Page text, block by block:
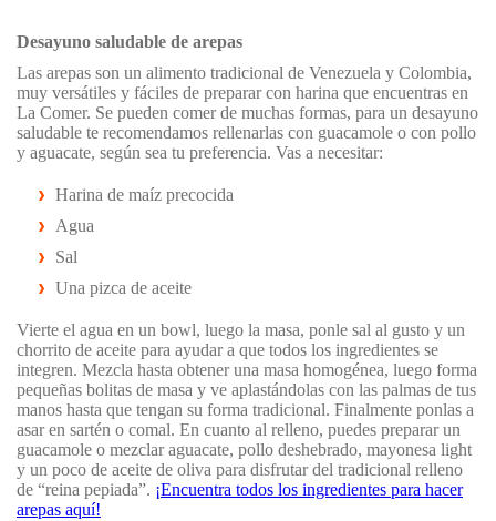
Desayuno saludable de arepas
Las arepas son un alimento tradicional de Venezuela y Colombia,
muy versátiles y fáciles de preparar con harina que encuentras en
La Comer. Se pueden comer de muchas formas, para un desayuno
saludable te recomendamos rellenarlas con guacamole o con pollo
y aguacate, según sea tu preferencia. Vas a necesitar:
Harina de maíz precocida
Agua
Sal
Una pizca de aceite
Vierte el agua en un bowl, luego la masa, ponle sal al gusto y un
chorrito de aceite para ayudar a que todos los ingredientes se
integren. Mezcla hasta obtener una masa homogénea, luego forma
pequeñas bolitas de masa y ve aplastándolas con las palmas de tus
manos hasta que tengan su forma tradicional. Finalmente ponlas a
asar en sartén o comal. En cuanto al relleno, puedes preparar un
guacamole o mezclar aguacate, pollo deshebrado, mayonesa light
y un poco de aceite de oliva para disfrutar del tradicional relleno
de “reina pepiada”. ¡Encuentra todos los ingredientes para hacer
arepas aquí!